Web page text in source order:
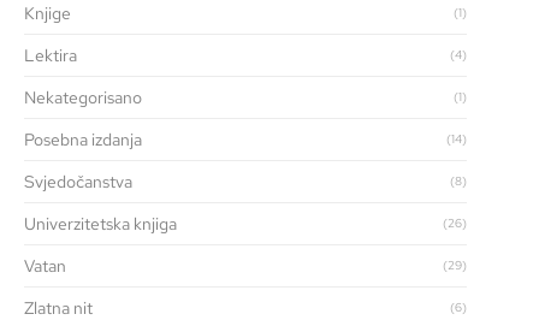
Knjige (1)
Lektira (4)
Nekategorisano (1)
Posebna izdanja (14)
Svjedočanstva (8)
Univerzitetska knjiga (26)
Vatan (29)
Zlatna nit (6)